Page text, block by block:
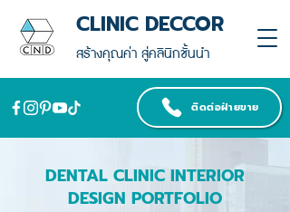
สร้างคุณค่า สู่คลินิกชั้นนำ
CLINIC DECCOR
ติดต่อฝ่ายขาย
DENTAL CLINIC INTERIOR
DESIGN PORTFOLIO